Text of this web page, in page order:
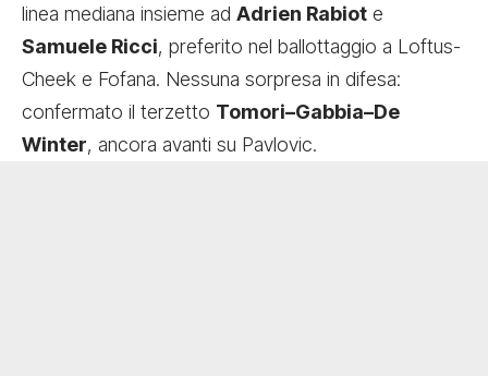
linea mediana insieme ad Adrien Rabiot e
Samuele Ricci, preferito nel ballottaggio a Loftus-
Cheek e Fofana. Nessuna sorpresa in difesa:
confermato il terzetto Tomori–Gabbia–De
Winter, ancora avanti su Pavlovic.